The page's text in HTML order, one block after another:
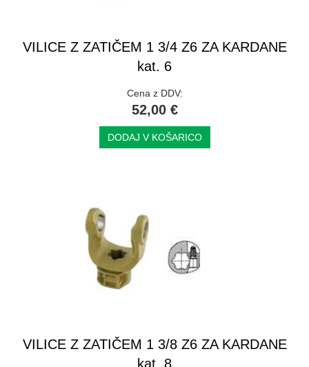
VILICE Z ZATIČEM 1 3/4 Z6 ZA KARDANE
kat. 6
Cena z DDV:
52,00 €
DODAJ V KOŠARICO
VILICE Z ZATIČEM 1 3/8 Z6 ZA KARDANE
kat. 8